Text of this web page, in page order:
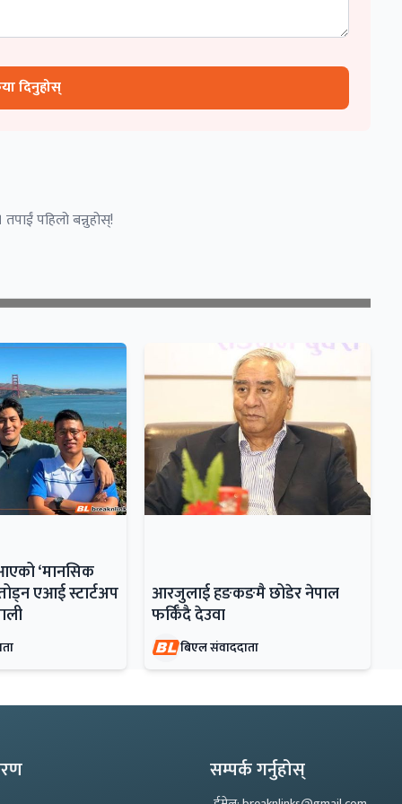
दिनुहोस्
पहिलो बन्नुहोस्!
‘मानसिक
एआई स्टार्टअप
आरजुलाई हङकङमै छोडेर नेपाल
फर्किँदै देउवा
बिएल संवाददाता
सम्पर्क गर्नुहोस्